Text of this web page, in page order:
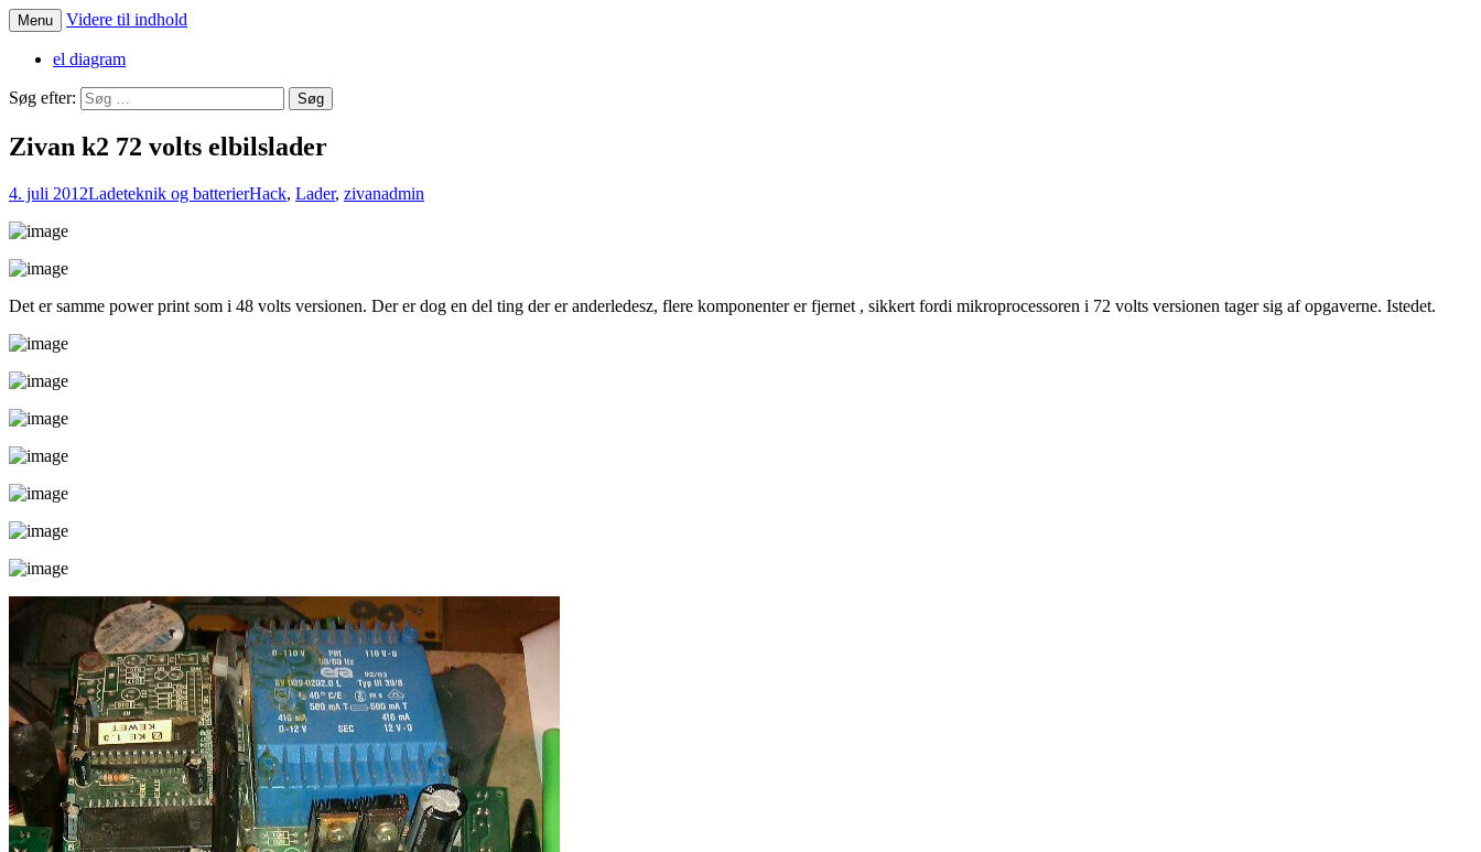
Kewet Elbil
Menu Videre til indhold
el diagram
Søg efter:
Zivan k2 72 volts elbilslader
4. juli 2012Ladeteknik og batterierHack, Lader, zivanadmin
Det er samme power print som i 48 volts versionen. Der er dog en del ting der er anderledesz, flere komponenter er fjernet , sikkert fordi mikroprocessoren i 72 volts versionen tager sig af opgaverne. Istedet.